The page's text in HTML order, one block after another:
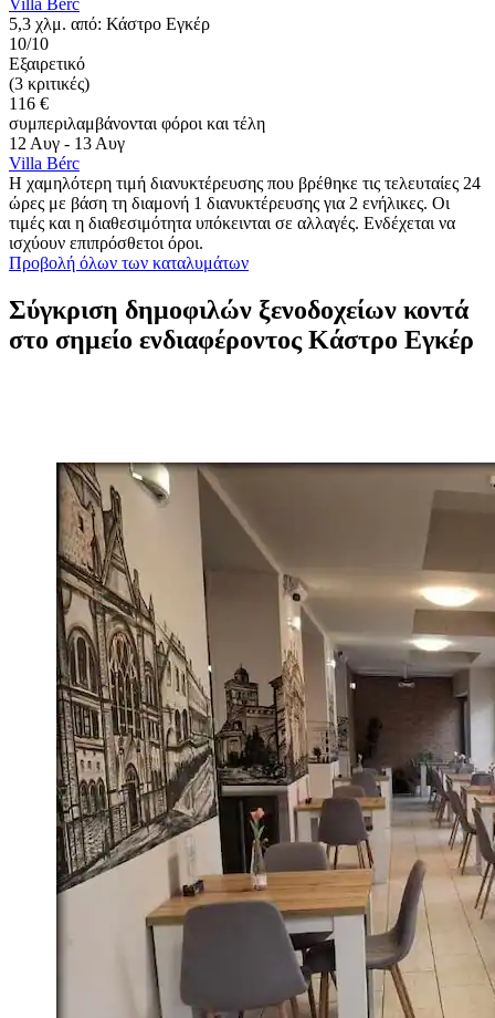
Villa Bérc
5,3 χλμ. από: Κάστρο Εγκέρ
10/10
Εξαιρετικό
(3 κριτικές)
116 €
συμπεριλαμβάνονται φόροι και τέλη
12 Αυγ - 13 Αυγ
Villa Bérc
Η χαμηλότερη τιμή διανυκτέρευσης που βρέθηκε τις τελευταίες 24
ώρες με βάση τη διαμονή 1 διανυκτέρευσης για 2 ενήλικες. Οι
τιμές και η διαθεσιμότητα υπόκεινται σε αλλαγές. Ενδέχεται να
ισχύουν επιπρόσθετοι όροι.
Προβολή όλων των καταλυμάτων
Σύγκριση δημοφιλών ξενοδοχείων κοντά
στο σημείο ενδιαφέροντος Κάστρο Εγκέρ